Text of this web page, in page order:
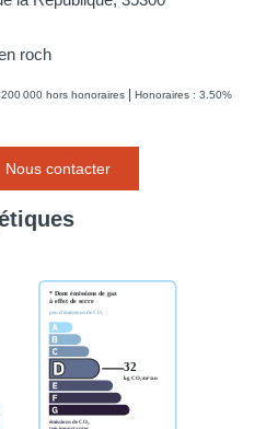
roch
000 hors honoraires | Honoraires : 3.50%
Nous contacter